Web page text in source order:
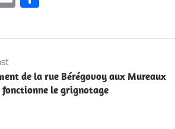
de la rue Bérégovoy aux Mureaux
fonctionne le grignotage